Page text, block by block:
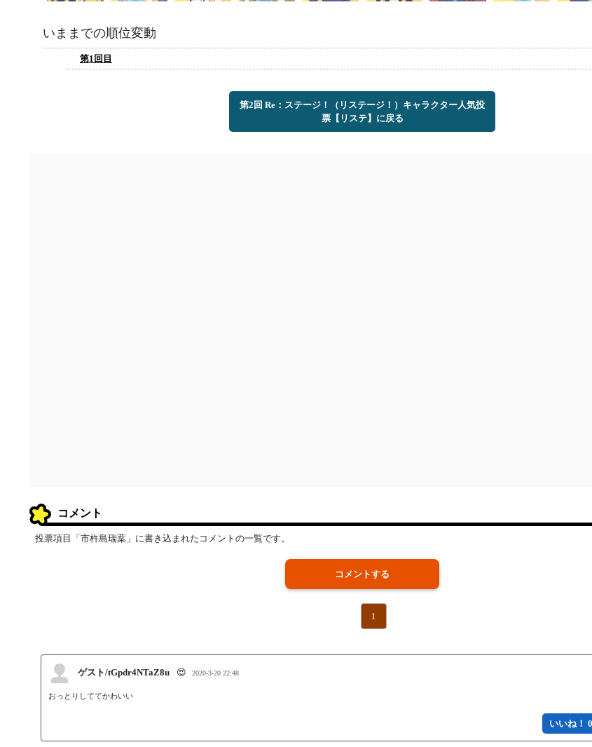
いままでの順位変動
第1回目
第2回 Re：ステージ！（リステージ！）キャラクター人気投
票【リステ】に戻る
コメント
投票項目「市杵島瑞葉」に書き込まれたコメントの一覧です。
コメントする
1
ゲスト/tGpdr4NTaZ8u 😍 2020-3-20 22:48
おっとりしててかわいい
いいね！ 0